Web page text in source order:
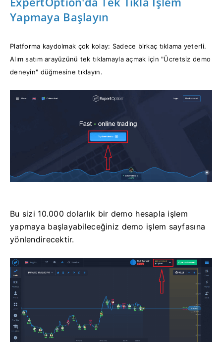
Yapmaya Başlayın
Platforma kaydolmak çok kolay: Sadece birkaç tıklama yeterli.
Alım satım arayüzünü tek tıklamayla açmak için "Ücretsiz demo
deneyin" düğmesine tıklayın.
Bu sizi 10.000 dolarlık bir demo hesapla işlem
yapmaya başlayabileceğiniz demo işlem sayfasına
yönlendirecektir.